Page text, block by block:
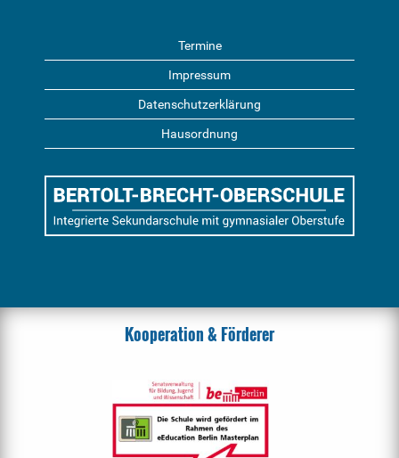
Termine
Impressum
Datenschutzerklärung
Hausordnung
Kooperation & Förderer